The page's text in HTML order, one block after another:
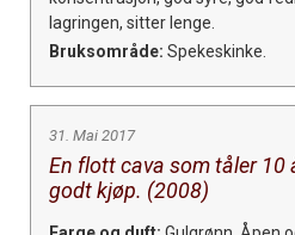
lagringen, sitter lenge.
Bruksområde: Spekeskinke.
31. Mai 2017
En flott cava som tåler 10
godt kjøp. (2008)